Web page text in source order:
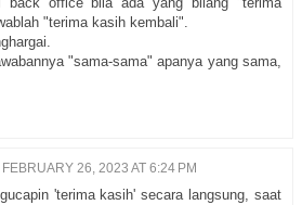
"terima kasih kembali".
"sama-sama" apanya yang sama,
FEBRUARY 26, 2023 AT 6:24 PM
'terima kasih' secara langsung, saat